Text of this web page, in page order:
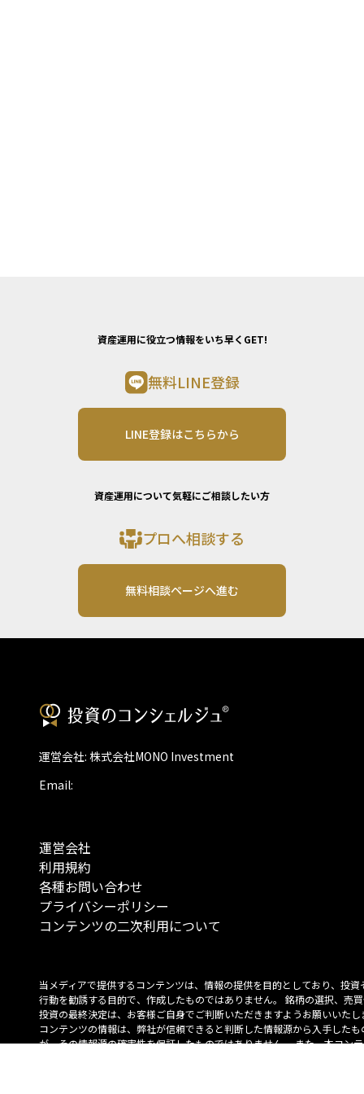
資産運用に役立つ情報をいち早くGET!
無料LINE登録
LINE登録はこちらから
資産運用について気軽にご相談したい方
プロへ相談する
無料相談ページへ進む
運営会社: 株式会社MONO Investment
Email:
運営会社
利用規約
各種お問い合わせ
プライバシーポリシー
コンテンツの二次利用について
当メディアで提供するコンテンツは、情報の提供を目的としており、投資
行動を勧誘する目的で、作成したものではありません。 銘柄の選択、売
投資の最終決定は、お客様ご自身でご判断いただきますようお願いいたし
コンテンツの情報は、弊社が信頼できると判断した情報源から入手したも
が、その情報源の確実性を保証したものではありません。 また、本コン